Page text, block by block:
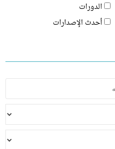
الدورات
أحدث الإصدارات